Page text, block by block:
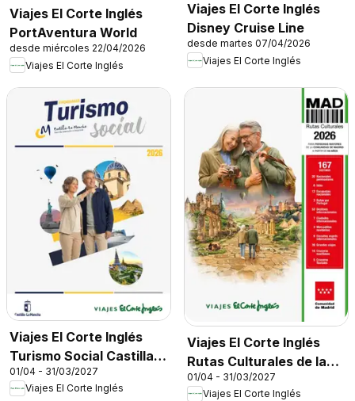
Viajes El Corte Inglés
PortAventura World
desde miércoles 22/04/2026
Viajes El Corte Inglés
Viajes El Corte Inglés
Disney Cruise Line
desde martes 07/04/2026
Viajes El Corte Inglés
Viajes El Corte Inglés
Turismo Social Castilla
La Mancha
01/04 - 31/03/2027
Viajes El Corte Inglés
Viajes El Corte Inglés
Rutas Culturales de la
Comunidad de Madrid
01/04 - 31/03/2027
Viajes El Corte Inglés